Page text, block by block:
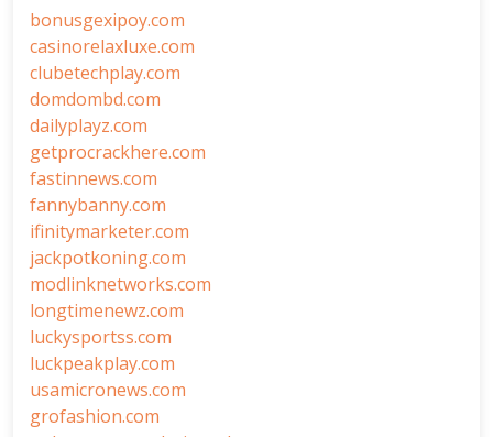
bonusgexipoy.com
casinorelaxluxe.com
clubetechplay.com
domdombd.com
dailyplayz.com
getprocrackhere.com
fastinnews.com
fannybanny.com
ifinitymarketer.com
jackpotkoning.com
modlinknetworks.com
longtimenewz.com
luckysportss.com
luckpeakplay.com
usamicronews.com
grofashion.com